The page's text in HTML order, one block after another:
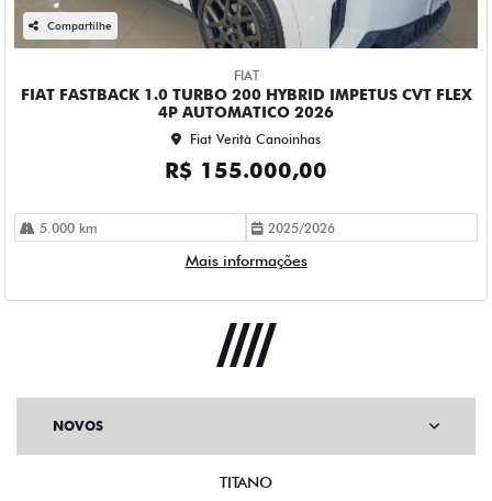
Compartilhe
FIAT
FIAT FASTBACK 1.0 TURBO 200 HYBRID IMPETUS CVT FLEX
4P AUTOMATICO 2026
Fiat Verità Canoinhas
R$ 155.000,00
5.000 km 2025/2026
Mais informações
NOVOS
TITANO